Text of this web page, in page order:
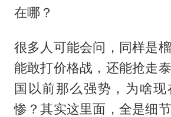
在哪？
很多人可能会问，同样是
能敢打价格战，还能抢走
国以前那么强势，为啥现
惨？其实这里面，全是细